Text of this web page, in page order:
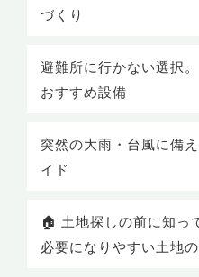
づくり
避難所に行かない選択
おすすめ設備
突然の大雨・台風に備
イド
🏠 土地探しの前に知っ
必要になりやすい土地